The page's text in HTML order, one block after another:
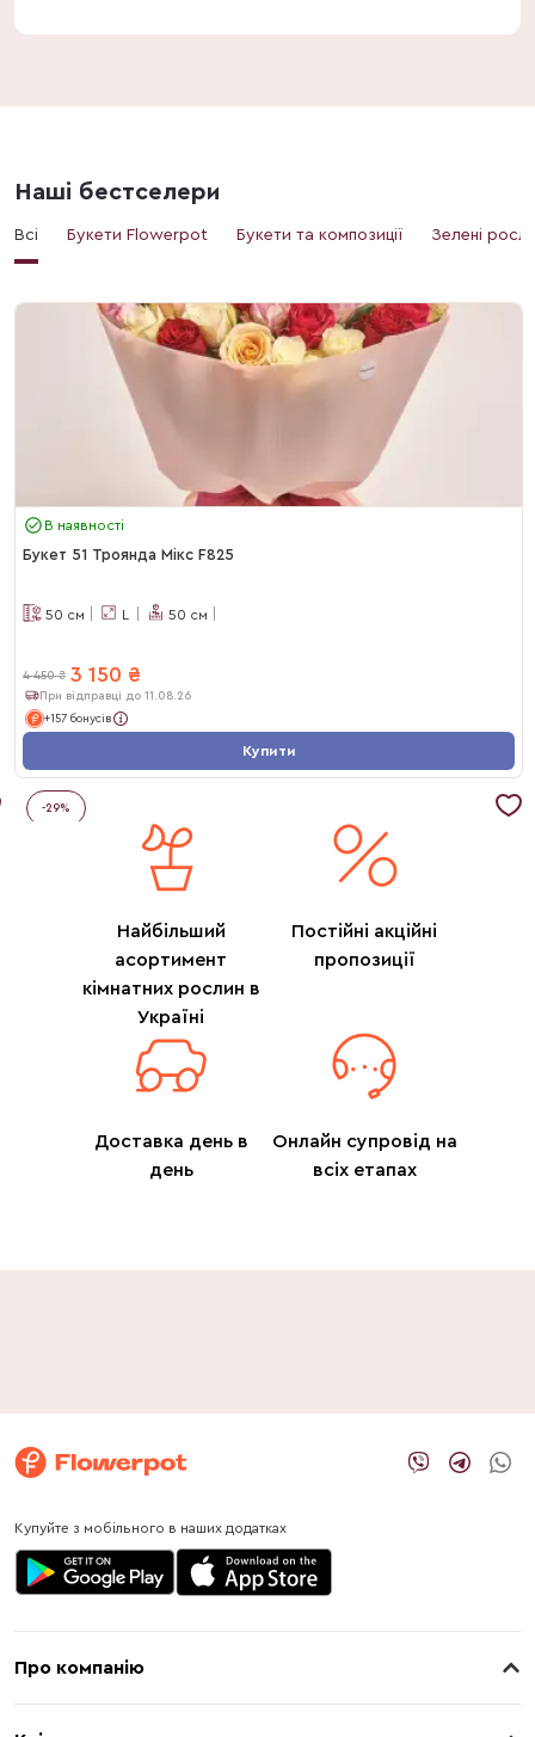
Наші бестселери
Всі Букети Flowerpot Букети та композиції Зелені
В наявності
Букет 51 Троянда Мікс F825
50 см L 50 см
4 450 ₴ 3 150 ₴
При відправці до 11.08.26
+157 бонусів
Купити
-29%
Найбільший
асортимент
кімнатних рослин в
Україні
Постійні акційні
пропозиції
Доставка день в
день
Онлайн супровід на
всіх етапах
Купуйте з мобільного в наших додатках
Про компанію